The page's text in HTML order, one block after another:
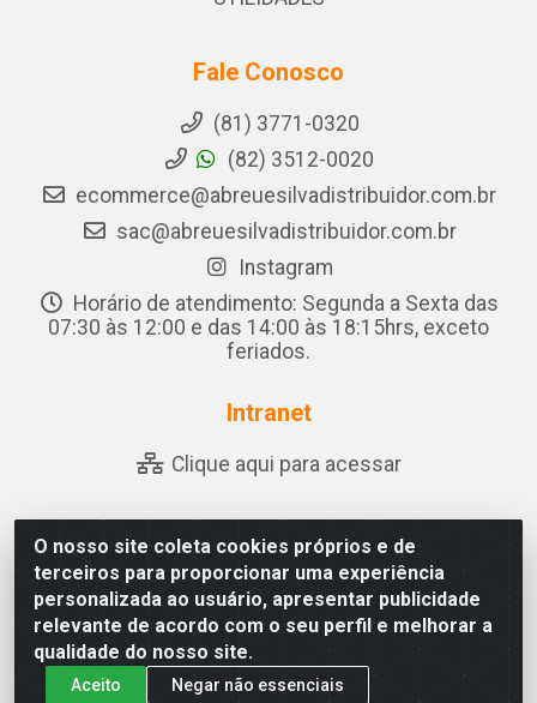
O nosso site coleta cookies próprios e de
terceiros para proporcionar uma experiência
personalizada ao usuário, apresentar publicidade
relevante de acordo com o seu perfil e melhorar a
qualidade do nosso site.
Aceito Negar não essenciais
Fale Conosco
(81) 3771-0320
(82) 3512-0020
ecommerce@abreuesilvadistribuidor.com.br
sac@abreuesilvadistribuidor.com.br
Instagram
Horário de atendimento: Segunda a Sexta das
07:30 às 12:00 e das 14:00 às 18:15hrs, exceto
feriados.
Intranet
Clique aqui para acessar
Abreu & Silva - Rua Padre Jose de Souza Leite, 265 - Ariado,
Olho D'Água das Flores/AL - CEP 57.442-000 - CNPJ
04.790.656/0001-06